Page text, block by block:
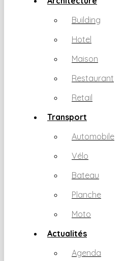
Building
Hotel
Maison
Restaurant
Retail
Transport
Automobile
Vélo
Bateau
Planche
Moto
Actualités
Agenda